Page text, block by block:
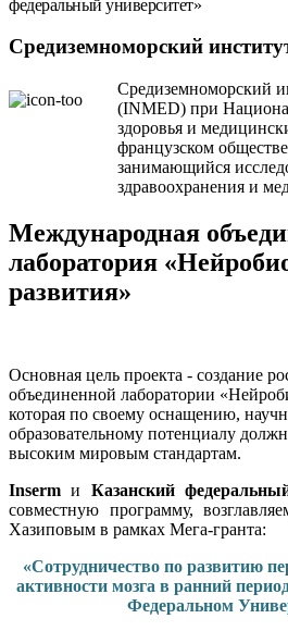
федеральный университет»
Средиземноморский
Средиземноморский
(INMED) при
здоровья и
французском
занимающийся
здравоохранения и
Международная
лаборатория
развития»
Oсновная цель проекта - создание
объединенной лаборатории
которая по своему оснащению,
образовательному потенциалу
высоким мировым стандартам.
Inserm и Казанский
совместную программу,
Хазиповым в рамках Мега-гранта:
«Сотрудничество по развитию
активности мозга в ранний
Федеральном